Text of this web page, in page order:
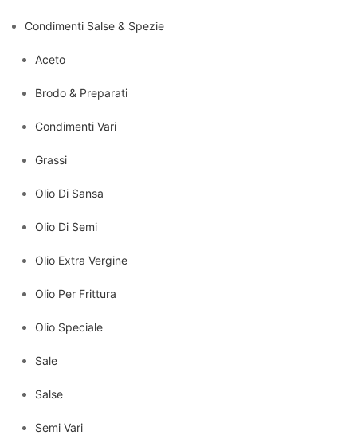
Condimenti Salse & Spezie
Aceto
Brodo & Preparati
Condimenti Vari
Grassi
Olio Di Sansa
Olio Di Semi
Olio Extra Vergine
Olio Per Frittura
Olio Speciale
Sale
Salse
Semi Vari